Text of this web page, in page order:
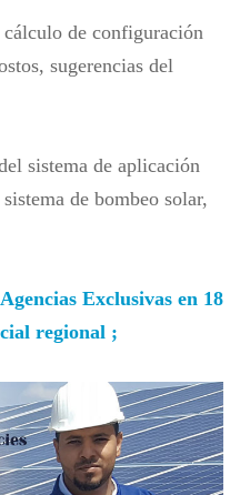
de configuración
sugerencias del
sistema de aplicación
de bombeo solar,
Exclusivas en 18
regional ;